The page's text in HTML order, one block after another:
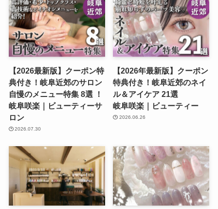
【2026最新版】クーポン特
典付き！岐阜近郊のサロン
自慢のメニュー特集 8選 ！
岐阜咲楽｜ビューティーサ
ロン
2026.07.30
【2026年最新版】クーポン
特典付き！岐阜近郊のネイ
ル＆アイケア 21選
岐阜咲楽｜ビューティー
2026.06.26